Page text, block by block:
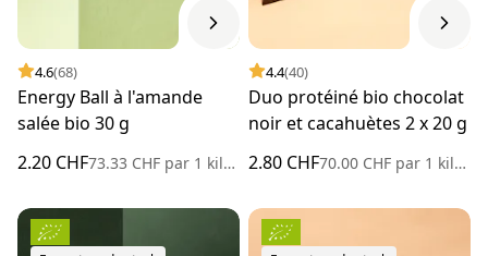
4.6(68)
Energy Ball à l'amande
salée bio 30 g
2.20 CHF73.33 CHF par 1 kilogramme
4.4(40)
Duo protéiné bio chocolat
noir et cacahuètes 2 x 20 g
2.80 CHF70.00 CHF par 1 kilogramme